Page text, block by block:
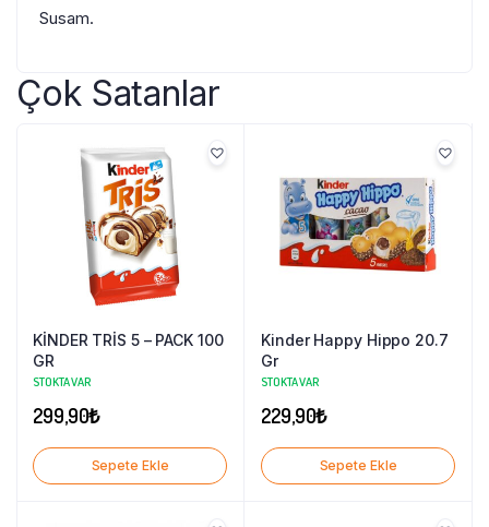
Susam.
Çok Satanlar
KİNDER TRİS 5 – PACK 100
GR
STOKTA VAR
299,90₺
Sepete Ekle
Kinder Happy Hippo 20.7
Gr
STOKTA VAR
229,90₺
Sepete Ekle